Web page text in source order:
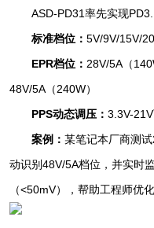
ASD-PD31率先实现
标准档位： 5V/9V/15V/
EPR档位： 28V/5A（
48V/5A（240W）
PPS动态调压： 3.3V-
案例： 某笔记本厂商测
动识别48V/5A档位，并实时
（<50mV），帮助工程师优